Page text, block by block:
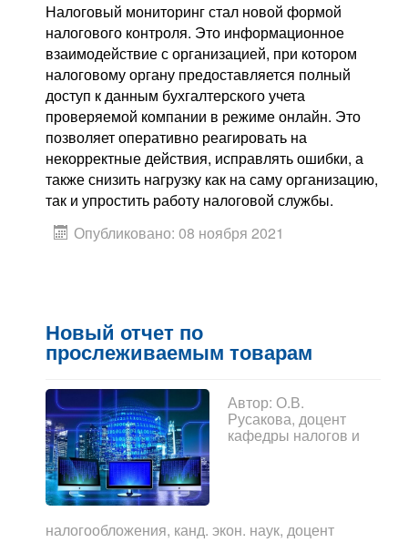
Налоговый мониторинг стал новой формой
налогового контроля. Это информационное
взаимодействие с организацией, при котором
налоговому органу предоставляется полный
доступ к данным бухгалтерского учета
проверяемой компании в режиме онлайн. Это
позволяет оперативно реагировать на
некорректные действия, исправлять ошибки, а
также снизить нагрузку как на саму организацию,
так и упростить работу налоговой службы.
Опубликовано: 08 ноября 2021
Новый отчет по
прослеживаемым товарам
Автор: О.В.
Русакова, доцент
кафедры налогов и
налогообложения, канд. экон. наук, доцент